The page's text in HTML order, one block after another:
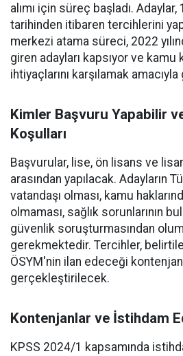
alımı için süreç başladı.
tarihinden itibaren tercihlerini
merkezi atama süreci, 2022
giren adayları kapsıyor ve kamu
ihtiyaçlarını karşılamak
Kimler Başvuru Yapabilir
Koşulları
Başvurular, lise, ön lisans ve
arasından yapılacak. Adayların
vatandaşı olması, kamu
olmaması, sağlık sorunlarının
güvenlik soruşturmasından
gerekmektedir. Tercihler,
ÖSYM'nin ilan edeceği
gerçekleştirilecek.
Kontenjanlar ve İstihdam
KPSS 2024/1 kapsamında